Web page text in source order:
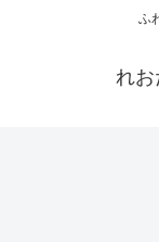
ふ
れお